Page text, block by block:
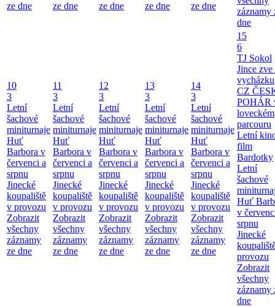
ze dne
ze dne
ze dne
ze dne
ze dne
záznamy
dne
10
3
Letní
šachové
miniturnaje
Huť
Barbora v
červenci a
srpnu
Jinecké
koupaliště
v provozu
Zobrazit
všechny
záznamy
ze dne
11
3
Letní
šachové
miniturnaje
Huť
Barbora v
červenci a
srpnu
Jinecké
koupaliště
v provozu
Zobrazit
všechny
záznamy
ze dne
12
3
Letní
šachové
miniturnaje
Huť
Barbora v
červenci a
srpnu
Jinecké
koupaliště
v provozu
Zobrazit
všechny
záznamy
ze dne
13
3
Letní
šachové
miniturnaje
Huť
Barbora v
červenci a
srpnu
Jinecké
koupaliště
v provozu
Zobrazit
všechny
záznamy
ze dne
14
3
Letní
šachové
miniturnaje
Huť
Barbora v
červenci a
srpnu
Jinecké
koupaliště
v provozu
Zobrazit
všechny
záznamy
ze dne
15
6
TJ Sokol
Jince zve
vycházku
CZ
POHÁR
loveckém
parcouru
Letní
film
Bardotky
Letní
šachové
Huť
v
srpnu
Jinecké
provozu
Zobrazit
všechny
záznamy
dne